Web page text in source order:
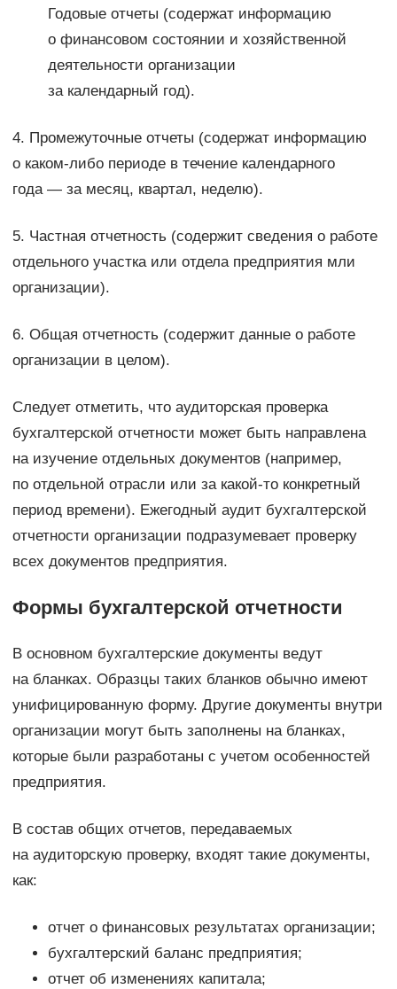
Годовые отчеты (содержат информацию
о финансовом состоянии и хозяйственной
деятельности организации
за календарный год).
4. Промежуточные отчеты (содержат информацию
о каком-либо периоде в течение календарного
года — за месяц, квартал, неделю).
5. Частная отчетность (содержит сведения о работе
отдельного участка или отдела предприятия мли
организации).
6. Общая отчетность (содержит данные о работе
организации в целом).
Следует отметить, что аудиторская проверка
бухгалтерской отчетности может быть направлена
на изучение отдельных документов (например,
по отдельной отрасли или за какой-то конкретный
период времени). Ежегодный аудит бухгалтерской
отчетности организации подразумевает проверку
всех документов предприятия.
Формы бухгалтерской отчетности
В основном бухгалтерские документы ведут
на бланках. Образцы таких бланков обычно имеют
унифицированную форму. Другие документы внутри
организации могут быть заполнены на бланках,
которые были разработаны с учетом особенностей
предприятия.
В состав общих отчетов, передаваемых
на аудиторскую проверку, входят такие документы,
как:
отчет о финансовых результатах организации;
бухгалтерский баланс предприятия;
отчет об изменениях капитала;